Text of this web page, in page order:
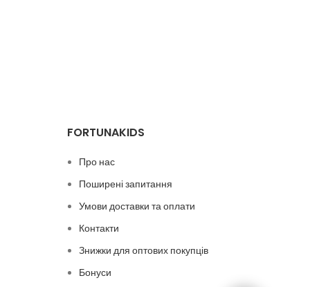
FORTUNAKIDS
Про нас
Поширені запитання
Умови доставки та оплати
Контакти
Знижки для оптових покупців
Бонуси